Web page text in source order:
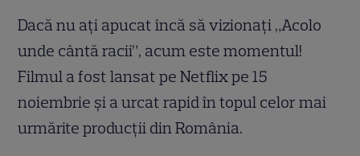
Dacă nu ați apucat încă să vizionați „Acolo
unde cântă racii”, acum este momentul!
Filmul a fost lansat pe Netflix pe 15
noiembrie și a urcat rapid în topul celor mai
urmărite producții din România.